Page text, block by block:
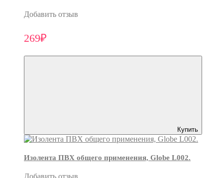
Добавить отзыв
269₽
Купить
Изолента ПВХ общего применения, Globe L002.
Добавить отзыв